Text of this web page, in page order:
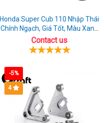
Honda Super Cub 110 Nhập Thái
Chính Ngạch, Giá Tốt, Màu Xanh
Rêu
Contact us
-5%
4